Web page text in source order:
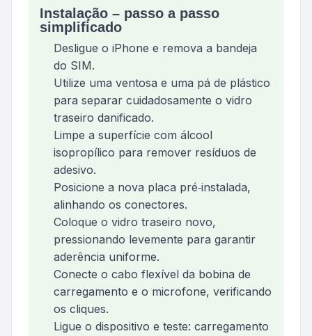
Instalação – passo a passo
simplificado
Desligue o iPhone e remova a bandeja
do SIM.
Utilize uma ventosa e uma pá de plástico
para separar cuidadosamente o vidro
traseiro danificado.
Limpe a superfície com álcool
isopropílico para remover resíduos de
adesivo.
Posicione a nova placa pré‑instalada,
alinhando os conectores.
Coloque o vidro traseiro novo,
pressionando levemente para garantir
aderência uniforme.
Conecte o cabo flexível da bobina de
carregamento e o microfone, verificando
os cliques.
Ligue o dispositivo e teste: carregamento